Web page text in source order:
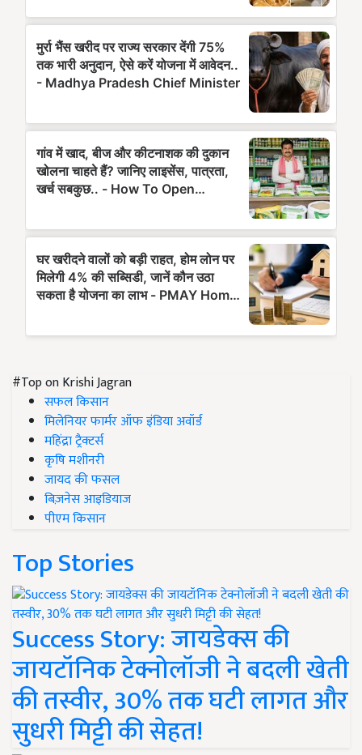
#Top on Krishi Jagran
सफल किसान
मिलेनियर फार्मर ऑफ इंडिया अवॉर्ड
महिंद्रा ट्रैक्टर्स
कृषि मशीनरी
जायद की फसल
बिज़नेस आइडियाज
पीएम किसान
Top Stories
Success Story: जायडेक्स की
जायटॉनिक टेक्नोलॉजी ने बदली खेती
की तस्वीर, 30% तक घटी लागत और
सुधरी मिट्टी की सेहत!